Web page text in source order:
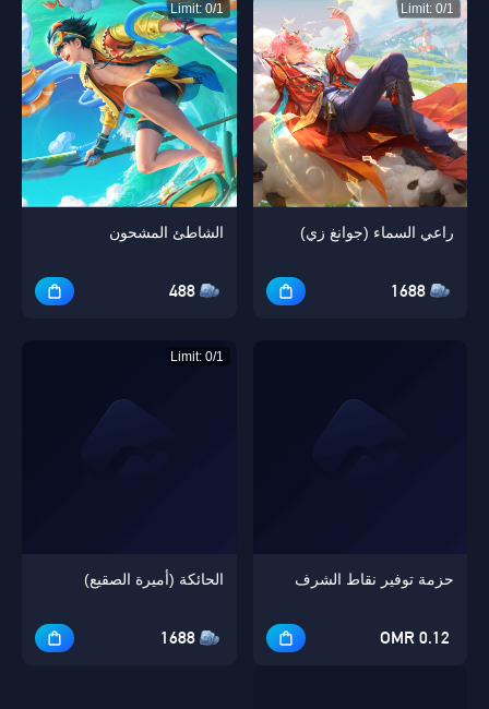
Limit: 0/1
راعي السماء (جوانغ زي)
1688
حزمة توفير نقاط الشرف
0.12 OMR
Limit: 0/1
الشاطئ المشحون
488
Limit: 0/1
الحائكة (أميرة الصقيع)
1688